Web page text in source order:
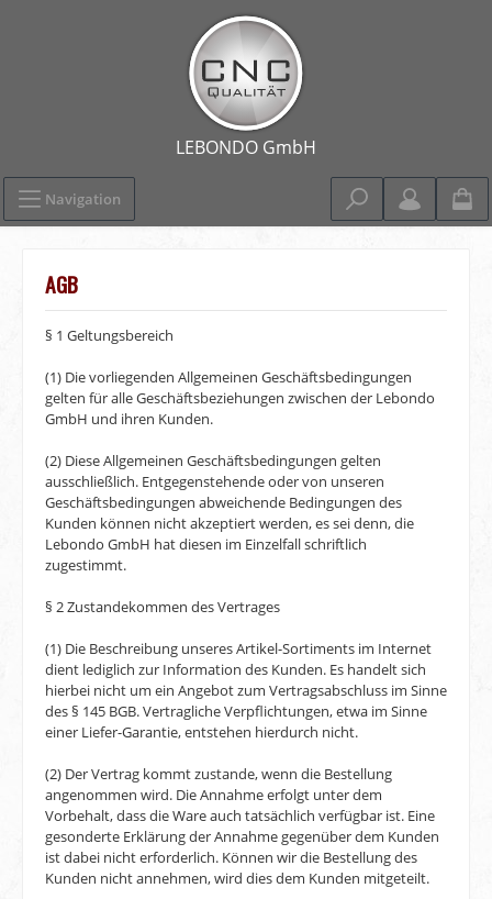
Navigation
AGB
§ 1 Geltungsbereich
(1) Die vorliegenden Allgemeinen Geschäftsbedingungen
gelten für alle Geschäftsbeziehungen zwischen der Lebondo
GmbH und ihren Kunden.
(2) Diese Allgemeinen Geschäftsbedingungen gelten
ausschließlich. Entgegenstehende oder von unseren
Geschäftsbedingungen abweichende Bedingungen des
Kunden können nicht akzeptiert werden, es sei denn, die
Lebondo GmbH hat diesen im Einzelfall schriftlich
zugestimmt.
§ 2 Zustandekommen des Vertrages
(1) Die Beschreibung unseres Artikel-Sortiments im Internet
dient lediglich zur Information des Kunden. Es handelt sich
hierbei nicht um ein Angebot zum Vertragsabschluss im Sinne
des § 145 BGB. Vertragliche Verpflichtungen, etwa im Sinne
einer Liefer-Garantie, entstehen hierdurch nicht.
(2) Der Vertrag kommt zustande, wenn die Bestellung
angenommen wird. Die Annahme erfolgt unter dem
Vorbehalt, dass die Ware auch tatsächlich verfügbar ist. Eine
gesonderte Erklärung der Annahme gegenüber dem Kunden
ist dabei nicht erforderlich. Können wir die Bestellung des
Kunden nicht annehmen, wird dies dem Kunden mitgeteilt.